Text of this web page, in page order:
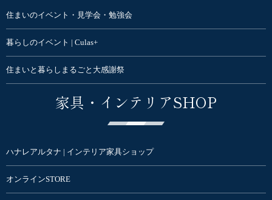
住まいのイベント・見学会・勉強会
暮らしのイベント | Culas+
住まいと暮らしまるごと大感謝祭
家具・インテリアSHOP
ハナレアルタナ | インテリア家具ショップ
オンラインSTORE